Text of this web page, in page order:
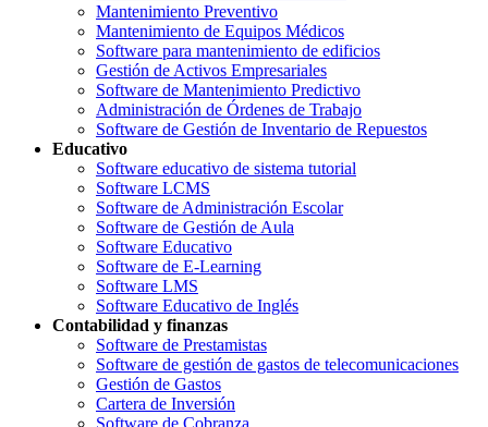
Mantenimiento Preventivo
Mantenimiento de Equipos Médicos
Software para mantenimiento de edificios
Gestión de Activos Empresariales
Software de Mantenimiento Predictivo
Administración de Órdenes de Trabajo
Software de Gestión de Inventario de Repuestos
Educativo
Software educativo de sistema tutorial
Software LCMS
Software de Administración Escolar
Software de Gestión de Aula
Software Educativo
Software de E-Learning
Software LMS
Software Educativo de Inglés
Contabilidad y finanzas
Software de Prestamistas
Software de gestión de gastos de telecomunicaciones
Gestión de Gastos
Cartera de Inversión